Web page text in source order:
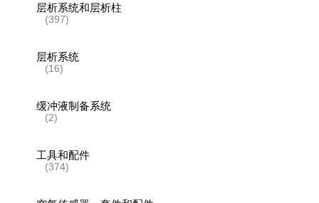
层析系统和层析柱
(397)
层析系统
(16)
缓冲液制备系统
(2)
工具和配件
(374)